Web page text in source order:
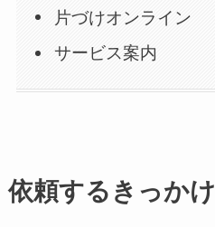
片づけオンライン
サービス案内
依頼するきっかけ